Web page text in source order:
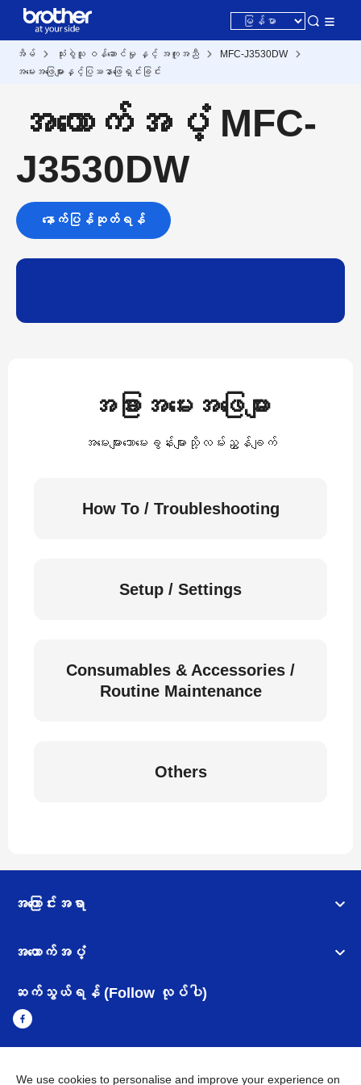
အိမ် သုံးစွဲသူ ဝန်ဆောင်မှု နှင့် အကူအညီ
MFC-J3530DW
အမေးအဖြေများနှင့်ပြဿနာဖြေရှင်းခြင်း
အထောက်အပံ့ MFC-
J3530DW
နောက်ပြန်ဆုတ်ရန်
အခြားအမေးအဖြေများ
အမေးများသောမေးခွန်းများသို့လမ်းညွှန်ချက်
How To / Troubleshooting
Setup / Settings
Consumables & Accessories /
Routine Maintenance
Others
အကြောင်းအရာ
အထောက်အပံ့
ဆက်သွယ်ရန် (Follow လုပ်ပါ)
Myanmar Brother ၏ ကမ္ဘာတစ်ဝန်းရှိ ကွန်ယက်များ
We use cookies to personalise and improve your experience on